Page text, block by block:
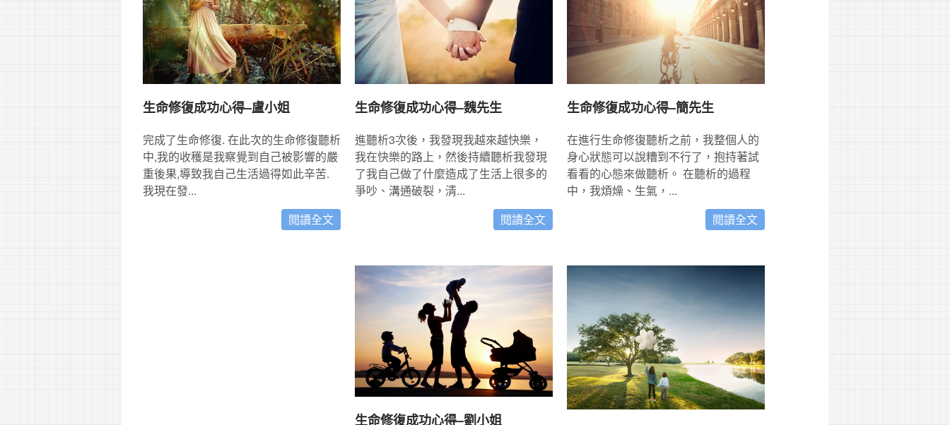
生命修復成功心得–盧小姐
完成了生命修復. 在此次的生命修復聽析
中,我的收穫是我察覺到自己被影響的嚴
重後果,導致我自己生活過得如此辛苦.
我現在發...
閱讀全文
生命修復成功心得–魏先生
進聽析3次後，我發現我越來越快樂，
我在快樂的路上，然後持續聽析我發現
了我自己做了什麼造成了生活上很多的
爭吵、溝通破裂，清...
閱讀全文
生命修復成功心得–簡先生
在進行生命修復聽析之前，我整個人的
身心狀態可以說糟到不行了，抱持著試
看看的心態來做聽析。 在聽析的過程
中，我煩燥、生氣，...
閱讀全文
生命修復成功心得–劉小姐